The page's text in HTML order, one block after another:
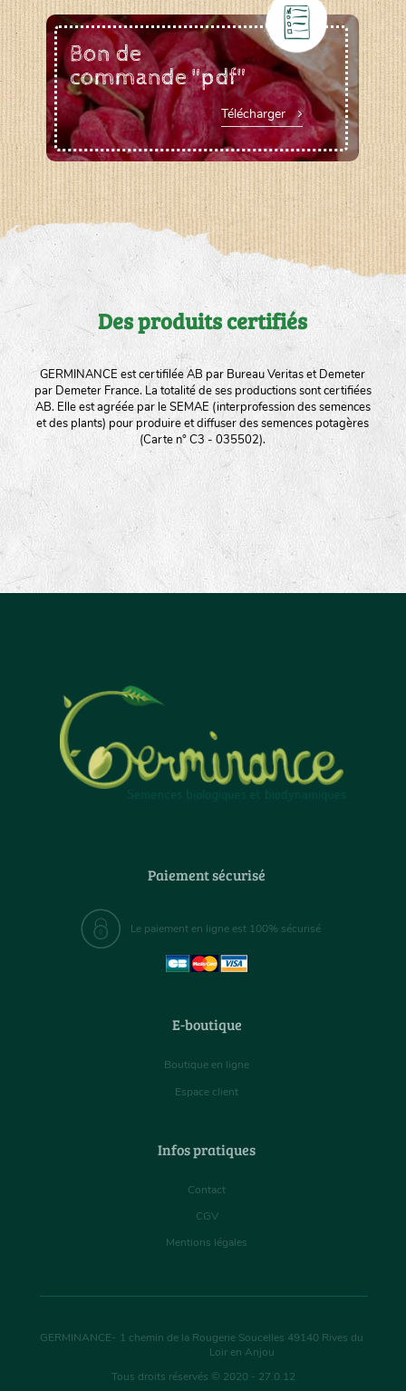
Bon de
commande "pdf"
Télécharger
Des produits certifiés
GERMINANCE est certifilée AB par Bureau Veritas et Demeter
par Demeter France. La totalité de ses productions sont certifiées
AB. Elle est agréée par le SEMAE (interprofession des semences
et des plants) pour produire et diffuser des semences potagères
(Carte n° C3 - 035502).
Paiement sécurisé
Le paiement en ligne est 100% sécurisé
E-boutique
Boutique en ligne
Espace client
Infos pratiques
Contact
CGV
Mentions légales
GERMINANCE- 1 chemin de la Rougerie Soucelles 49140 Rives du
Loir en Anjou
Tous droits réservés © 2020 - 27.0.12